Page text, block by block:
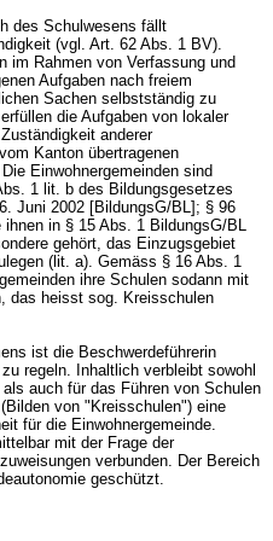
des Schulwesens fällt
(vgl. Art. 62 Abs. 1 BV).
im Rahmen von Verfassung und
Aufgaben nach freiem
Sachen selbstständig zu
die Aufgaben von lokaler
anderer
Kanton übertragenen
Einwohnergemeinden sind
1 lit. b des Bildungsgesetzes
Juni 2002 [BildungsG/BL]; § 96
in § 15 Abs. 1 BildungsG/BL
gehört, das Einzugsgebiet
(lit. a). Gemäss § 16 Abs. 1
ihre Schulen sodann mit
das heisst sog. Kreisschulen
ist die Beschwerdeführerin
regeln. Inhaltlich verbleibt sowohl
auch für das Führen von Schulen
von "Kreisschulen") eine
für die Einwohnergemeinde.
mit der Frage der
verbunden. Der Bereich
geschützt.